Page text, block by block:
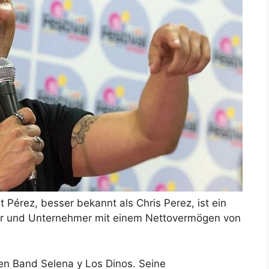
besser bekannt als Chris Perez, ist ein
Unternehmer mit einem Nettovermögen von
Band Selena y Los Dinos. Seine